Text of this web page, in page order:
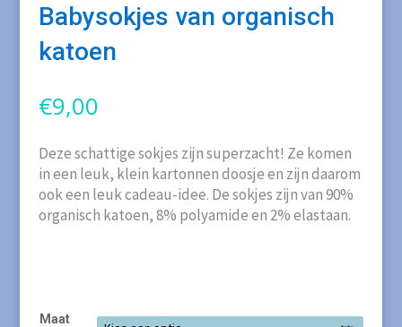
Babysokjes van organisch
katoen
€9,00
Deze schattige sokjes zijn superzacht! Ze komen
in een leuk, klein kartonnen doosje en zijn daarom
ook een leuk cadeau-idee. De sokjes zijn van 90%
organisch katoen, 8% polyamide en 2% elastaan.
Maat